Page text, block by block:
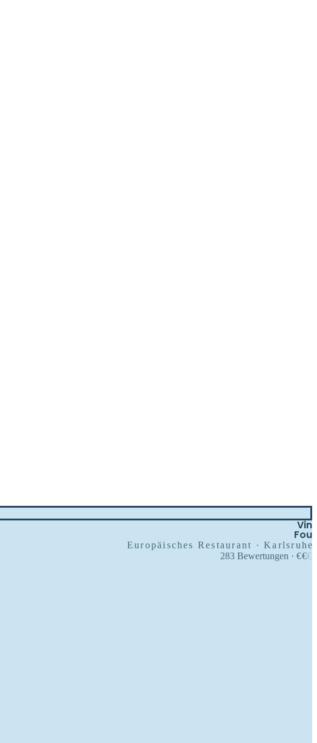
Vin
Fou
Europäisches Restaurant · Karlsruhe
283 Bewertungen ·€€€